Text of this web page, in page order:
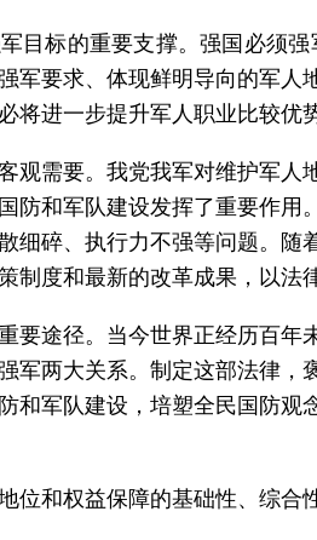
目标的重要支撑。强国必须
军要求、体现鲜明导向的军人
将进一步提升军人职业比较优
观需要。我党我军对维护军
防和军队建设发挥了重要作
细碎、执行力不强等问题。
制度和最新的改革成果，以法
要途径。当今世界正经历百
军两大关系。制定这部法律
和军队建设，培塑全民国防
位和权益保障的基础性、综合